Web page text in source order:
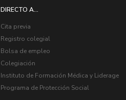
DIRECTO A...
Cita previa
Registro colegial
Bolsa de empleo
Colegiación
Instituto de Formación Médica y Liderage
Programa de Protección Social